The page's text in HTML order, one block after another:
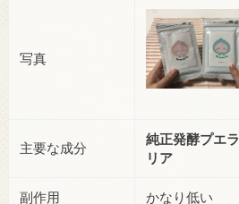
写真
主要な成分
純正発酵プエラ
リア
副作用 かなり低い